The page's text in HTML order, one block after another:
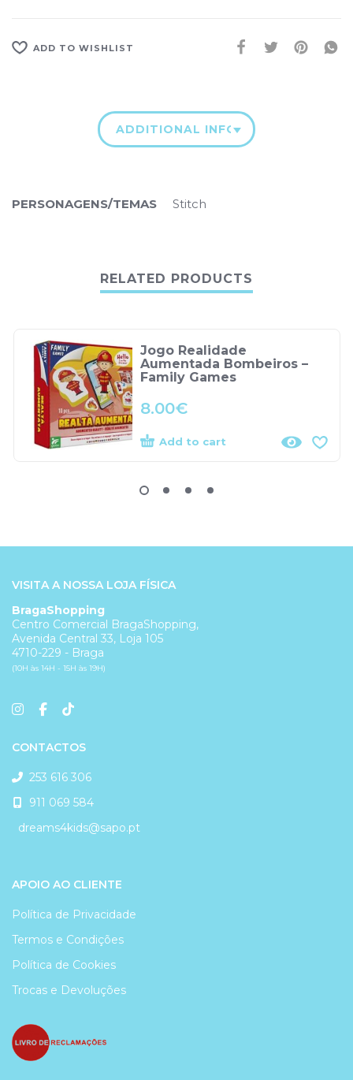
ADD TO WISHLIST
ADDITIONAL INFORMATION
PERSONAGENS/TEMAS Stitch
RELATED PRODUCTS
Jogo Realidade
Aumentada Bombeiros –
Family Games
8.00€
Add to cart
VISITA A NOSSA LOJA FÍSICA
BragaShopping
Centro Comercial BragaShopping,
Avenida Central 33, Loja 105
4710-229 - Braga
(10H às 14H - 15H às 19H)
CONTACTOS
253 616 306
911 069 584
dreams4kids@sapo.pt
APOIO AO CLIENTE
Política de Privacidade
Termos e Condições
Política de Cookies
Trocas e Devoluções